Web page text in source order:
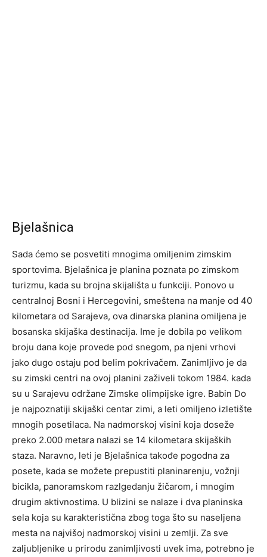
Bjelašnica
Sada ćemo se posvetiti mnogima omiljenim zimskim
sportovima. Bjelašnica je planina poznata po zimskom
turizmu, kada su brojna skijališta u funkciji. Ponovo u
centralnoj Bosni i Hercegovini, smeštena na manje od 40
kilometara od Sarajeva, ova dinarska planina omiljena je
bosanska skijaška destinacija. Ime je dobila po velikom
broju dana koje provede pod snegom, pa njeni vrhovi
jako dugo ostaju pod belim pokrivačem. Zanimljivo je da
su zimski centri na ovoj planini zaživeli tokom 1984. kada
su u Sarajevu održane Zimske olimpijske igre. Babin Do
je najpoznatiji skijaški centar zimi, a leti omiljeno izletište
mnogih posetilaca. Na nadmorskoj visini koja doseže
preko 2.000 metara nalazi se 14 kilometara skijaških
staza. Naravno, leti je Bjelašnica takođe pogodna za
posete, kada se možete prepustiti planinarenju, vožnji
bicikla, panoramskom razlgedanju žičarom, i mnogim
drugim aktivnostima. U blizini se nalaze i dva planinska
sela koja su karakteristična zbog toga što su naseljena
mesta na najvišoj nadmorskoj visini u zemlji. Za sve
zaljubljenike u prirodu zanimljivosti uvek ima, potrebno je